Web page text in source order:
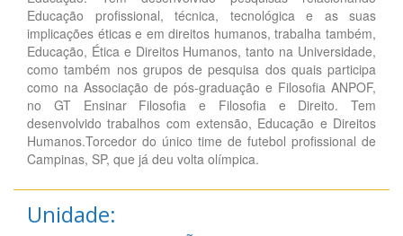
Educação profissional, técnica, tecnológica e as suas
implicações éticas e em direitos humanos, trabalha também,
Educação, Ética e Direitos Humanos, tanto na Universidade,
como também nos grupos de pesquisa dos quais participa
como na Associação de pós-graduação e Filosofia ANPOF,
no GT Ensinar Filosofia e Filosofia e Direito. Tem
desenvolvido trabalhos com extensão, Educação e Direitos
Humanos.Torcedor do único time de futebol profissional de
Campinas, SP, que já deu volta olímpica.
Unidade: